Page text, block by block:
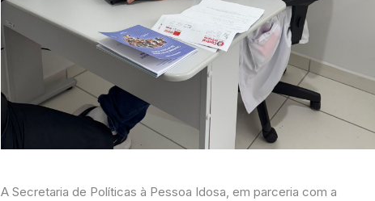
A Secretaria de Políticas à Pessoa Idosa, em parceria com a